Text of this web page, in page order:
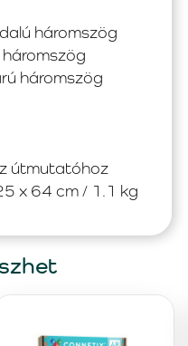
háromszög
háromszög
útmutatóhoz
x 64 cm / 1.1 kg